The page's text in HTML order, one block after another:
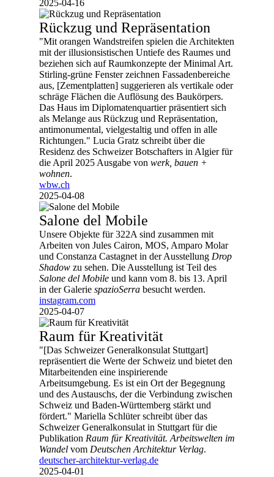
2025-04-16
Rückzug und Repräsentation
"Mit orangen Wandstreifen spielen die Architekten
mit der illusionsistischen Untiefe des Raumes und
beziehen sich auf Raumkonzepte der Minimal Art.
Stirling-grüne Fenster zeichnen Fassadenbereiche
aus, [Zementplatten] suggerieren als vertikale oder
schräge Flächen die Auflösung des Baukörpers.
Das Haus im Diplomatenquartier präsentiert sich
als Melange aus Rückzug und Repräsentation,
antimonumental, vielgestaltig und offen in alle
Richtungen." Lucia Gratz schreibt über die
Residenz des Schweizer Botschafters in Algier für
die April 2025 Ausgabe von werk, bauen +
wohnen.
wbw.ch
2025-04-08
Salone del Mobile
Unsere Objekte für 322A sind zusammen mit
Arbeiten von Jules Cairon, MOS, Amparo Molar
und Constanza Castagnet in der Ausstellung Drop
Shadow zu sehen. Die Ausstellung ist Teil des
Salone del Mobile und kann vom 8. bis 13. April
in der Galerie spazioSerra besucht werden.
instagram.com
2025-04-07
Raum für Kreativität
"[Das Schweizer Generalkonsulat Stuttgart]
repräsentiert die Werte der Schweiz und bietet den
Mitarbeitenden eine inspirierende
Arbeitsumgebung. Es ist ein Ort der Begegnung
und des Austauschs, der die Verbindung zwischen
Schweiz und Baden-Württemberg stärkt und
fördert." Mariella Schlüter schreibt über das
Schweizer Generalkonsulat in Stuttgart für die
Publikation Raum für Kreativität. Arbeitswelten im
Wandel vom Deutschen Architektur Verlag.
deutscher-architektur-verlag.de
2025-04-01